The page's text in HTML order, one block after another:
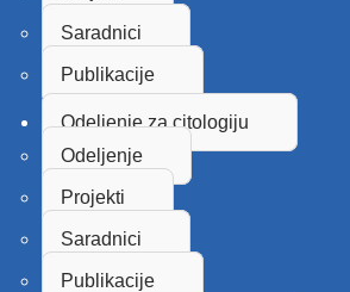
Saradnici
Publikacije
Odeljenje za citologiju
Odeljenje
Projekti
Saradnici
Publikacije